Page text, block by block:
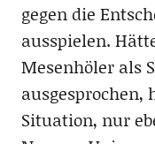
gegen die
ausspielen.
Mesenhöler als
ausgesprochen,
Situation, nur